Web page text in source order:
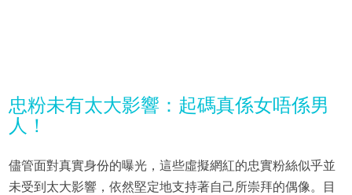
忠粉未有太大影響：起碼真係女唔係男
人！
儘管面對真實身份的曝光，這些虛擬網紅的忠實粉絲似乎並
未受到太大影響，依然堅定地支持著自己所崇拜的偶像。目